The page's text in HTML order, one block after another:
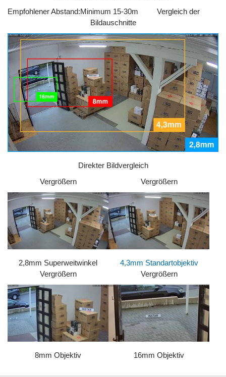
Empfohlener Abstand:Minimum 15-30m
Vergleich der
Bildauschnitte
Direkter Bildvergleich
Vergrößern
2,8mm Superweitwinkel
Vergrößern
4,3mm Standartobjektiv
Vergrößern
8mm Objektiv
Vergrößern
16mm Objektiv